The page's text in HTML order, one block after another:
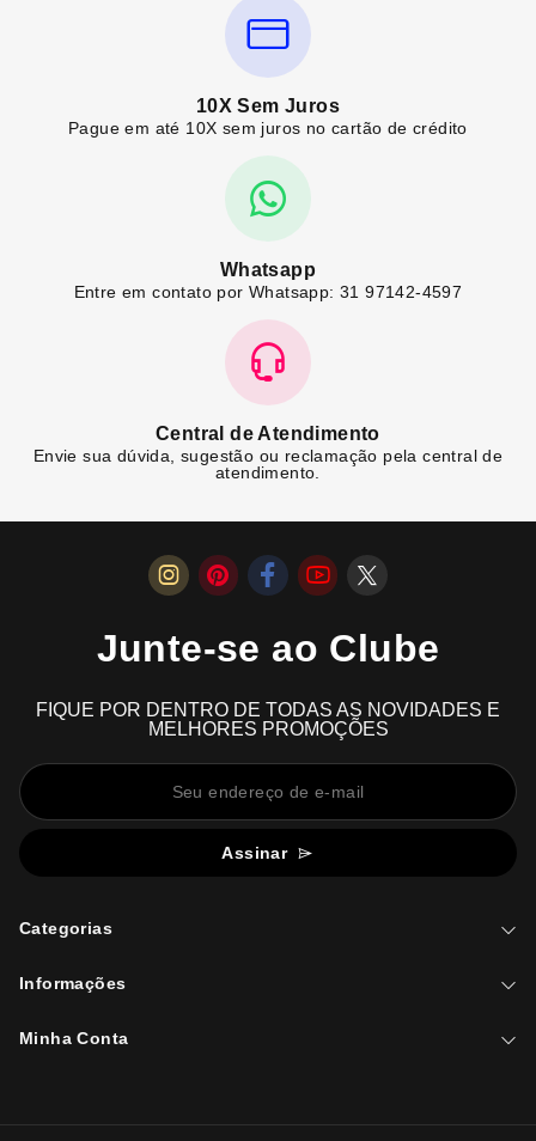
10X Sem Juros
Pague em até 10X sem juros no cartão de crédito
Whatsapp
Entre em contato por Whatsapp: 31 97142-4597
Central de Atendimento
Envie sua dúvida, sugestão ou reclamação pela central de
atendimento.
Junte-se ao Clube
FIQUE POR DENTRO DE TODAS AS NOVIDADES E
MELHORES PROMOÇÕES
Assinar
Categorias
Informações
Minha Conta